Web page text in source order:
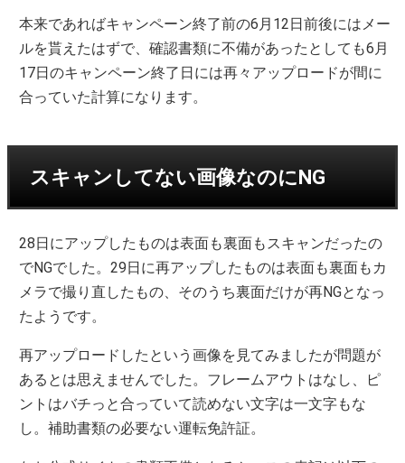
本来であればキャンペーン終了前の6月12日前後にはメー
ルを貰えたはずで、確認書類に不備があったとしても6月
17日のキャンペーン終了日には再々アップロードが間に
合っていた計算になります。
スキャンしてない画像なのにNG
28日にアップしたものは表面も裏面もスキャンだったの
でNGでした。29日に再アップしたものは表面も裏面もカ
メラで撮り直したもの、そのうち裏面だけが再NGとなっ
たようです。
再アップロードしたという画像を見てみましたが問題が
あるとは思えませんでした。フレームアウトはなし、ピ
ントはバチっと合っていて読めない文字は一文字もな
し。補助書類の必要ない運転免許証。